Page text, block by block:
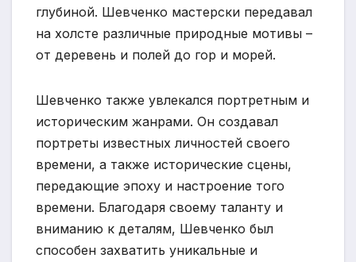
глубиной. Шевченко мастерски передавал
на холсте различные природные мотивы –
от деревень и полей до гор и морей.
Шевченко также увлекался портретным и
историческим жанрами. Он создавал
портреты известных личностей своего
времени, а также исторические сцены,
передающие эпоху и настроение того
времени. Благодаря своему таланту и
вниманию к деталям, Шевченко был
способен захватить уникальные и